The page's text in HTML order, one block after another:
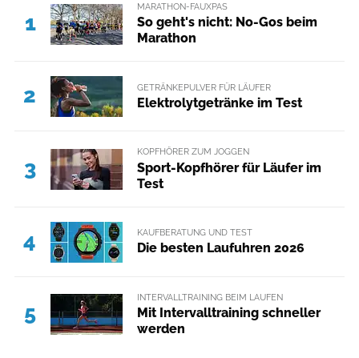
1
MARATHON-FAUXPAS
So geht's nicht: No-Gos beim
Marathon
2 GETRÄNKEPULVER FÜR LÄUFER
Elektrolytgetränke im Test
3
KOPFHÖRER ZUM JOGGEN
Sport-Kopfhörer für Läufer im
Test
4 KAUFBERATUNG UND TEST
Die besten Laufuhren 2026
5
INTERVALLTRAINING BEIM LAUFEN
Mit Intervalltraining schneller
werden